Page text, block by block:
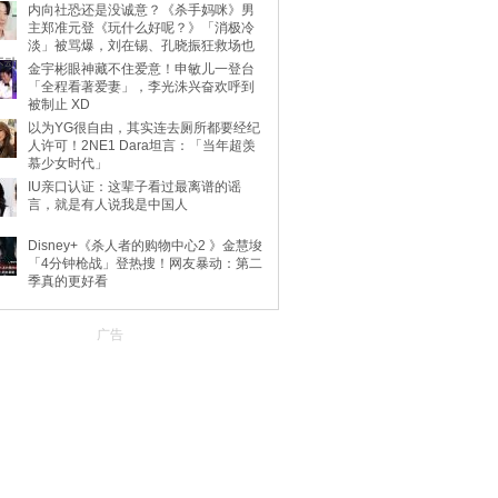
内向社恐还是没诚意？《杀手妈咪》男
主郑准元登《玩什么好呢？》「消极冷
淡」被骂爆，刘在锡、孔晓振狂救场也
动
金宇彬眼神藏不住爱意！申敏儿一登台
「全程看著爱妻」，李光洙兴奋欢呼到
被制止 XD
以为YG很自由，其实连去厕所都要经纪
人许可！2NE1 Dara坦言：「当年超羡
慕少女时代」
IU亲口认证：这辈子看过最离谱的谣
言，就是有人说我是中国人
Disney+《杀人者的购物中心2 》金慧埈
「4分钟枪战」登热搜！网友暴动：第二
季真的更好看
广告